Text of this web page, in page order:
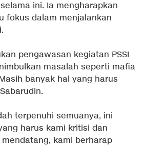
ini. Ia mengharapkan
fokus dalam menjalankan
pengawasan kegiatan PSSI
masalah seperti mafia
banyak hal yang harus
terpenuhi semuanya, ini
harus kami kritisi dan
kami berharap